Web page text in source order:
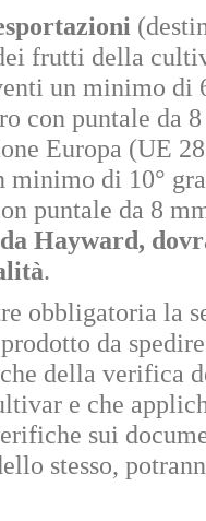
frutti della
un minimo di
con puntale da
Europa (UE
minimo di 10°
puntale da 8
Hayward,
.
obbligatoria la
da
della verifica
e che
sui
stesso,